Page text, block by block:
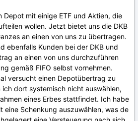
Depot mit einige ETF und Aktien, die
wollen. Jetzt bietet uns die DKB
an einen von uns zu übertragen.
ebenfalls Kunden bei der DKB und
an einen von uns durchzuführen
gemäß FIFO selbst vornehmen.
versucht einen Depotübertrag zu
dort systemisch nicht auswählen,
eines Erbes stattfindet. Ich habe
eine Schenkung auszuwählen, was de